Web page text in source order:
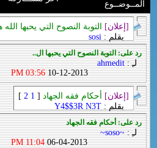
المــوضــوع
[إعلان] التوبة النصوح التي يحبها
بقلم :sosi
رد على: التوبة النصوح التي يحبها ال..
لـِ :ahmedit
10-12-2013
03:56 PM
[إعلان] أحكام فقه الجهاد [
1
2
]
بقلم :Y4$$3R N3T
رد على: أحكام فقه الجهاد
لـِ :~soso~
06-04-2013
11:04 PM